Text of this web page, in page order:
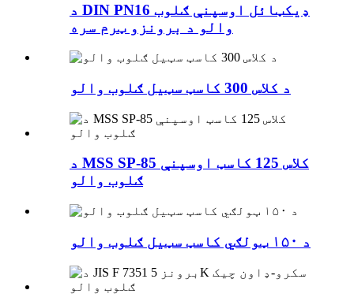
د DIN PN16 ډیکټائل اوسپنې ګلوب
والو د برونزو ټرم سره
د کلاس 300 کاسټ سټیل ګلوب والو
د MSS SP-85 کلاس 125 کاسټ اوسپنې
ګلوب والو
د ۱۵۰ ټولګي کاسټ سټیل ګلوب والو